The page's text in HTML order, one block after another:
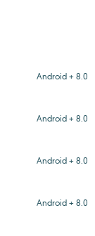
Android + 8.0
Android + 8.0
Android + 8.0
Android + 8.0